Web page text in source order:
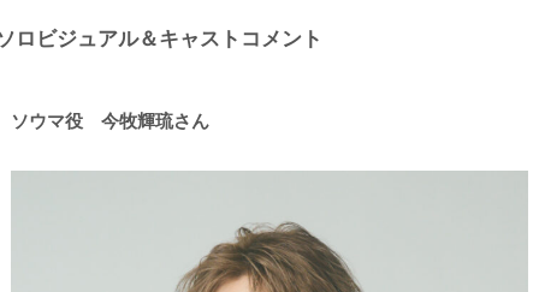
ロビジュアル＆キャストコメント
ソウマ役 今牧輝琉さん